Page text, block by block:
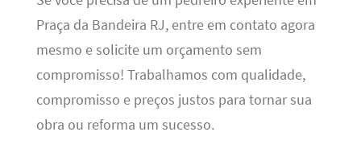
Praça da Bandeira RJ, entre em contato agora
mesmo e solicite um orçamento sem
compromisso! Trabalhamos com qualidade,
compromisso e preços justos para tornar sua
obra ou reforma um sucesso.